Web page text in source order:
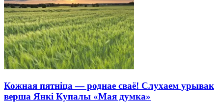
Кожная пятніца — роднае сваё! Слухаем урывак
верша Янкі Купалы «Мая думка»